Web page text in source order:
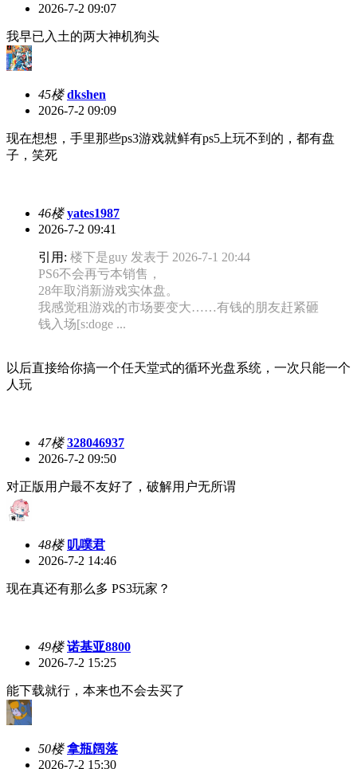
2026-7-2 09:07
我早已入土的两大神机狗头
45楼 dkshen
2026-7-2 09:09
现在想想，手里那些ps3游戏就鲜有ps5上玩不到的，都有盘
子，笑死
46楼 yates1987
2026-7-2 09:41
引用: 楼下是guy 发表于 2026-7-1 20:44
PS6不会再亏本销售，
28年取消新游戏实体盘。
我感觉租游戏的市场要变大……有钱的朋友赶紧砸
钱入场[s:doge ...
以后直接给你搞一个任天堂式的循环光盘系统，一次只能一个
人玩
47楼 328046937
2026-7-2 09:50
对正版用户最不友好了，破解用户无所谓
48楼 叽噗君
2026-7-2 14:46
现在真还有那么多 PS3玩家？
49楼 诺基亚8800
2026-7-2 15:25
能下载就行，本来也不会去买了
50楼 拿瓶阔落
2026-7-2 15:30